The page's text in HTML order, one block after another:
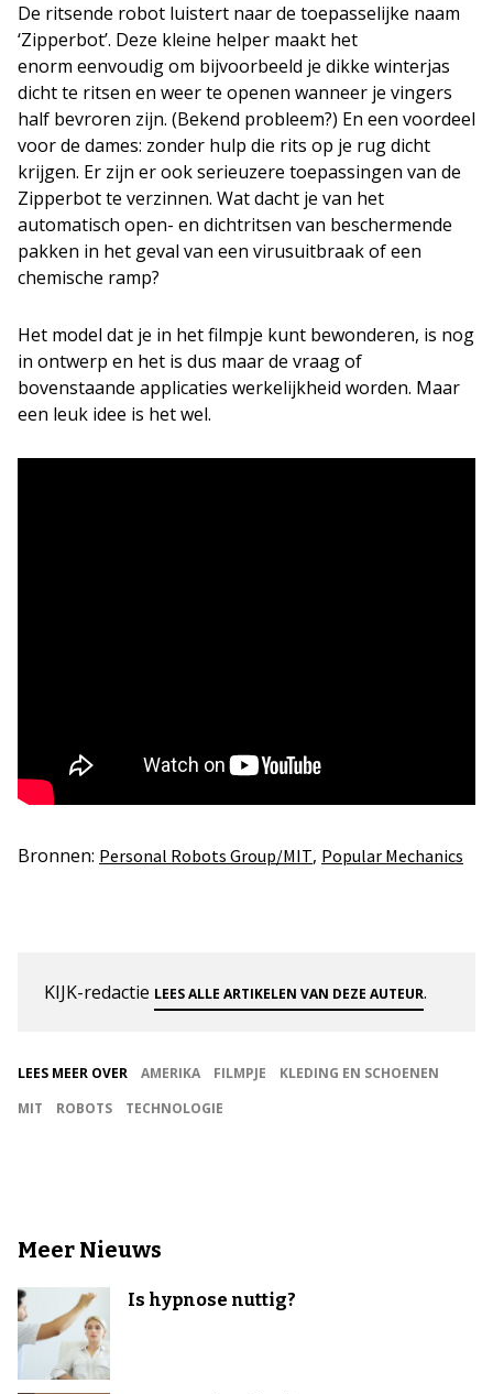
De ritsende robot luistert naar de toepasselijke naam
‘Zipperbot’. Deze kleine helper maakt het
enorm eenvoudig om bijvoorbeeld je dikke winterjas
dicht te ritsen en weer te openen wanneer je vingers
half bevroren zijn. (Bekend probleem?) En een voordeel
voor de dames: zonder hulp die rits op je rug dicht
krijgen. Er zijn er ook serieuzere toepassingen van de
Zipperbot te verzinnen. Wat dacht je van het
automatisch open- en dichtritsen van beschermende
pakken in het geval van een virusuitbraak of een
chemische ramp?
Het model dat je in het filmpje kunt bewonderen, is nog
in ontwerp en het is dus maar de vraag of
bovenstaande applicaties werkelijkheid worden. Maar
een leuk idee is het wel.
Bronnen: Personal Robots Group/MIT, Popular Mechanics
KIJK-redactie LEES ALLE ARTIKELEN VAN DEZE AUTEUR.
LEES MEER OVER AMERIKA FILMPJE
KLEDING EN SCHOENEN
MIT
ROBOTS TECHNOLOGIE
Meer Nieuws
Is hypnose nuttig?